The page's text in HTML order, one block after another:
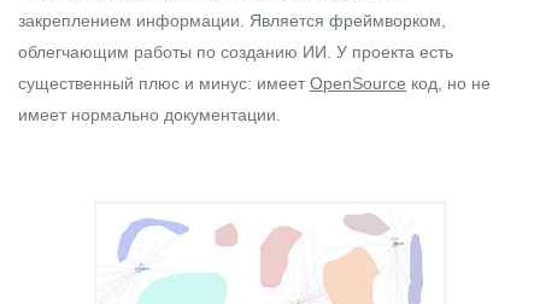
закреплением информации. Является фреймворком,
облегчающим работы по созданию ИИ. У проекта есть
существенный плюс и минус: имеет OpenSource код, но не
имеет нормально документации.